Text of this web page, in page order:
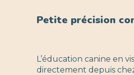
Petite précision
L’éducation canine en
directement depuis